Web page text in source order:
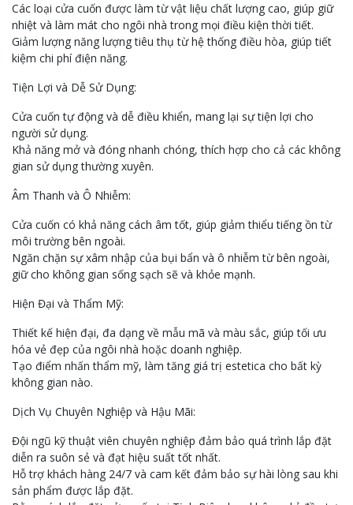
Các loại cửa cuốn được làm từ vật liệu chất lượng cao, giúp giữ
nhiệt và làm mát cho ngôi nhà trong mọi điều kiện thời tiết.
Giảm lượng năng lượng tiêu thụ từ hệ thống điều hòa, giúp tiết
kiệm chi phí điện năng.
Tiện Lợi và Dễ Sử Dụng:
Cửa cuốn tự động và dễ điều khiển, mang lại sự tiện lợi cho
người sử dụng.
Khả năng mở và đóng nhanh chóng, thích hợp cho cả các không
gian sử dụng thường xuyên.
Âm Thanh và Ô Nhiễm:
Cửa cuốn có khả năng cách âm tốt, giúp giảm thiểu tiếng ồn từ
môi trường bên ngoài.
Ngăn chặn sự xâm nhập của bụi bẩn và ô nhiễm từ bên ngoài,
giữ cho không gian sống sạch sẽ và khỏe mạnh.
Hiện Đại và Thẩm Mỹ:
Thiết kế hiện đại, đa dạng về mẫu mã và màu sắc, giúp tối ưu
hóa vẻ đẹp của ngôi nhà hoặc doanh nghiệp.
Tạo điểm nhấn thẩm mỹ, làm tăng giá trị estetica cho bất kỳ
không gian nào.
Dịch Vụ Chuyên Nghiệp và Hậu Mãi:
Đội ngũ kỹ thuật viên chuyên nghiệp đảm bảo quá trình lắp đặt
diễn ra suôn sẻ và đạt hiệu suất tốt nhất.
Hỗ trợ khách hàng 24/7 và cam kết đảm bảo sự hài lòng sau khi
sản phẩm được lắp đặt.